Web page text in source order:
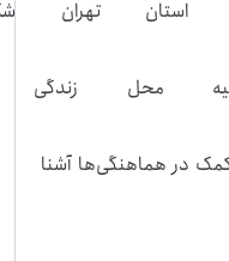
استان تهران
تهیه محل
، ارتباط با افراد یا نهادهای مرتبط و کمک در هماهنگی‌ها آشنا